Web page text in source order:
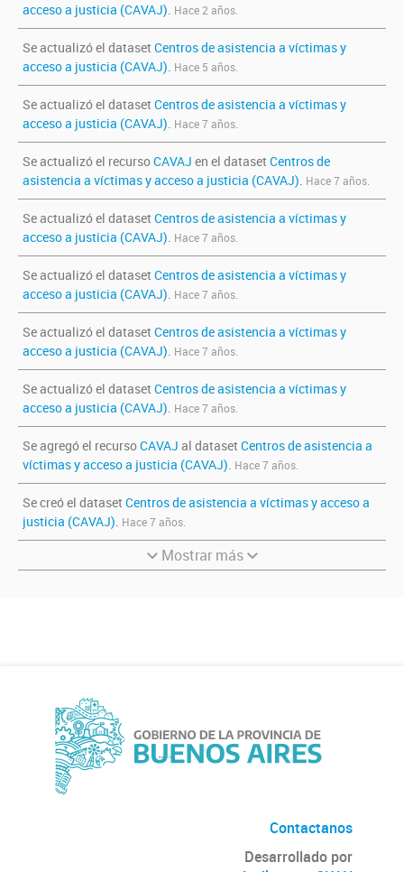
acceso a justicia (CAVAJ). Hace 2 años.
Se actualizó el dataset Centros de asistencia a víctimas y
acceso a justicia (CAVAJ). Hace 5 años.
Se actualizó el dataset Centros de asistencia a víctimas y
acceso a justicia (CAVAJ). Hace 7 años.
Se actualizó el recursoCAVAJ en el dataset Centros de
asistencia a víctimas y acceso a justicia (CAVAJ). Hace 7 años.
Se actualizó el dataset Centros de asistencia a víctimas y
acceso a justicia (CAVAJ). Hace 7 años.
Se actualizó el dataset Centros de asistencia a víctimas y
acceso a justicia (CAVAJ). Hace 7 años.
Se actualizó el dataset Centros de asistencia a víctimas y
acceso a justicia (CAVAJ). Hace 7 años.
Se actualizó el dataset Centros de asistencia a víctimas y
acceso a justicia (CAVAJ). Hace 7 años.
Se agregó el recursoCAVAJ al dataset Centros de asistencia a
víctimas y acceso a justicia (CAVAJ). Hace 7 años.
Se creó el dataset Centros de asistencia a víctimas y acceso a
justicia (CAVAJ). Hace 7 años.
Mostrar más
Contactanos
Desarrollado por